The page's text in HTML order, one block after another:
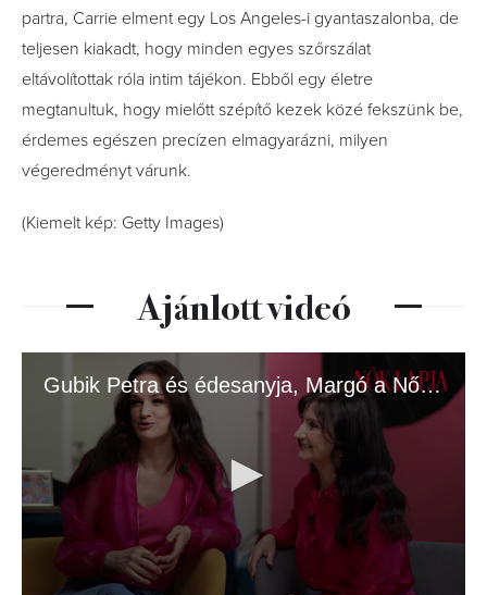
partra, Carrie elment egy Los Angeles-i gyantaszalonba, de
teljesen kiakadt, hogy minden egyes szőrszálat
eltávolítottak róla intim tájékon. Ebből egy életre
megtanultuk, hogy mielőtt szépítő kezek közé fekszünk be,
érdemes egészen precízen elmagyarázni, milyen
végeredményt várunk.
(Kiemelt kép: Getty Images)
Ajánlott videó
Gubik Petra és édesanyja, Margó a Nők Lapja címlapján